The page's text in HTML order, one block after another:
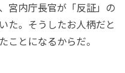
宮内庁長官が「反証」の
た。そうしたお人柄だと
ことになるからだ。